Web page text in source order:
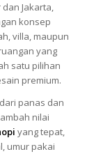
Jakarta,
konsep
villa, maupun
yang
satu pilihan
premium.
panas dan
nilai
yang tepat,
umur pakai